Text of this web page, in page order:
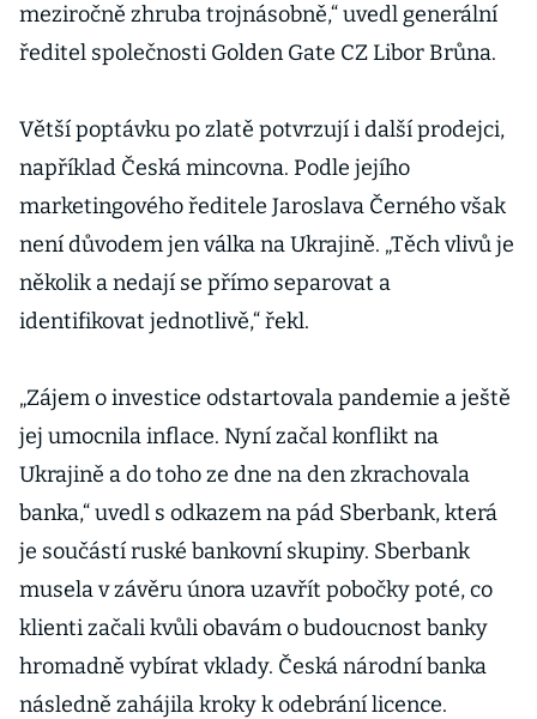
meziročně zhruba trojnásobně,“ uvedl generální
ředitel společnosti Golden Gate CZ Libor Brůna.
Větší poptávku po zlatě potvrzují i další prodejci,
například Česká mincovna. Podle jejího
marketingového ředitele Jaroslava Černého však
není důvodem jen válka na Ukrajině. „Těch vlivů je
několik a nedají se přímo separovat a
identifikovat jednotlivě,“ řekl.
„Zájem o investice odstartovala pandemie a ještě
jej umocnila inflace. Nyní začal konflikt na
Ukrajině a do toho ze dne na den zkrachovala
banka,“ uvedl s odkazem na pád Sberbank, která
je součástí ruské bankovní skupiny. Sberbank
musela v závěru února uzavřít pobočky poté, co
klienti začali kvůli obavám o budoucnost banky
hromadně vybírat vklady. Česká národní banka
následně zahájila kroky k odebrání licence.